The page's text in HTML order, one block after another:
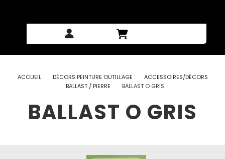
ACCUEIL DÉCORS PEINTURE OUTILLAGE
ACCESSOIRES/DÉCORS
BALLAST / PIERRE
BALLAST O GRIS
BALLAST O GRIS